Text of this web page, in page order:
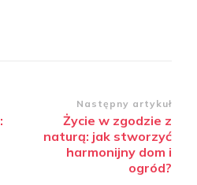
Następny artykuł
Życie w zgodzie z
naturą: jak stworzyć
harmonijny dom i
ogród?